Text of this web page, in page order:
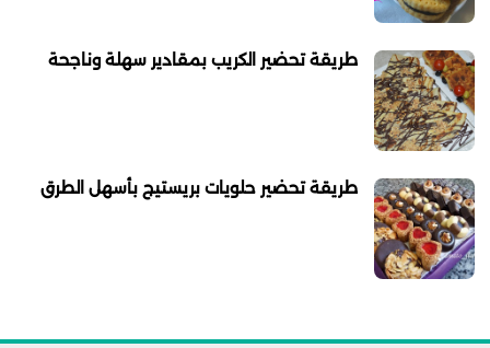
طريقة تحضير الكريب بمقادير سهلة وناجحة
طريقة تحضير حلويات بريستيج بأسهل الطرق